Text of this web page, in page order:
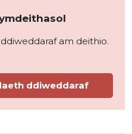
am deithio.
ddiweddaraf